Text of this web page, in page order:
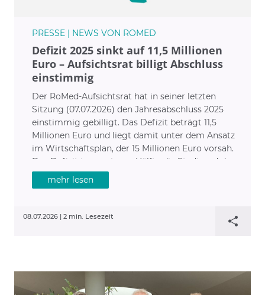
PRESSE | NEWS VON ROMED
Defizit 2025 sinkt auf 11,5 Millionen
Euro – Aufsichtsrat billigt Abschluss
einstimmig
Der RoMed-Aufsichtsrat hat in seiner letzten
Sitzung (07.07.2026) den Jahresabschluss 2025
einstimmig gebilligt. Das Defizit beträgt 11,5
Millionen Euro und liegt damit unter dem Ansatz
im Wirtschaftsplan, der 15 Millionen Euro vorsah.
Das Defizit tragen je zur Hälfte die Stadt und der
Landkreis Rosenheim als Träger der Kliniken.
mehr lesen
08.07.2026 | 2 min. Lesezeit